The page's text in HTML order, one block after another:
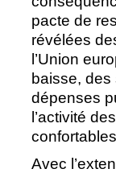
pacte de
révélées
l’Union
baisse,
dépenses
l’activité
Avec